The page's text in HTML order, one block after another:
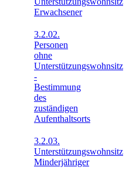
Erwachsener
3.2.02.
Personen
ohne
Unterstützungswohnsitz
-
Bestimmung
des
zuständigen
Aufenthaltsorts
3.2.03.
Unterstützungswohnsitz
Minderjähriger